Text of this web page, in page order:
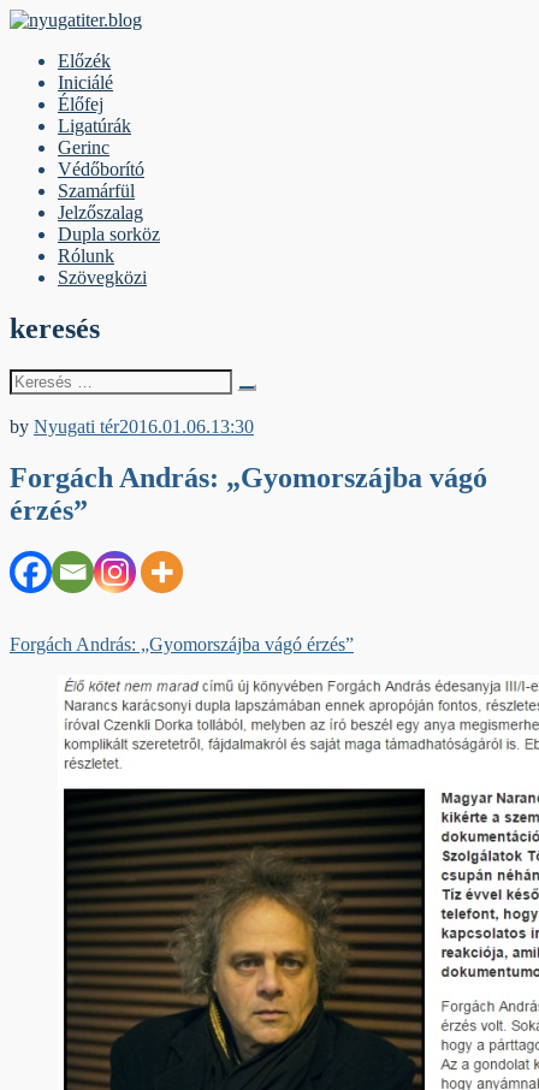
Skip
contentElőzék
Iniciálé
Élőfej
Ligatúrák
Gerinc
Védőborító
Szamárfül
Jelzőszalag
Dupla sorköz
Rólunk
Szövegközi
keresés
Keresés
erre:
by Nyugati tér2016.01.06.13:30
Forgách András: „Gyomorszájba vágó
érzés”
Forgách András: „Gyomorszájba vágó érzés”